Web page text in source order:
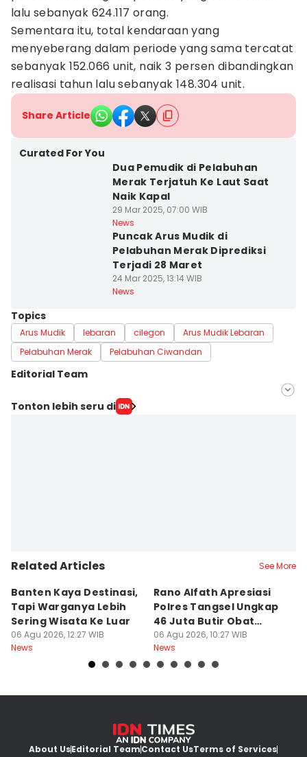
lalu sebanyak 624.117 orang.
Sementara itu, total kendaraan yang
menyeberang dalam periode yang sama tercatat
sebanyak 152.066 unit, naik 3 persen dibandingkan
realisasi tahun lalu sebanyak 148.304 unit.
Share Article
Curated For You
Dua Pemudik di Pelabuhan
Merak Terjatuh Ke Laut Saat
Naik Kapal
29 Mar 2025, 07:00 WIB
News
Puncak Arus Mudik di
Pelabuhan Merak Diprediksi
Terjadi 28 Maret
24 Mar 2025, 13:14 WIB
News
Topics
Arus Mudik lebaran cilegon
Arus Mudik Lebaran
Pelabuhan Merak
Pelabuhan Ciwandan
Editorial Team
Editor
Tonton lebih seru di
Related Articles See More
Banten Kaya Destinasi,
Tapi Warganya Lebih
Sering Wisata Ke Luar
06 Agu 2026, 12:27 WIB
News
Rano Alfath Apresiasi
Polres Tangsel Ungkap
46 Juta Butir Obat
Keras
06 Agu 2026, 10:27 WIB
News
About UsEditorial TeamContact UsTerms of Services